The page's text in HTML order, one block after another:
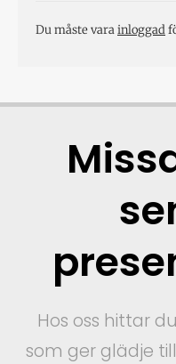
Du måste varainloggad
Hos oss hittar
som ger glädje